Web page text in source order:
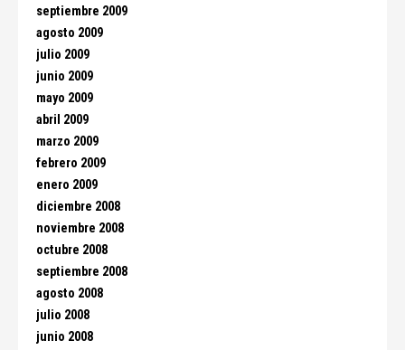
septiembre 2009
agosto 2009
julio 2009
junio 2009
mayo 2009
abril 2009
marzo 2009
febrero 2009
enero 2009
diciembre 2008
noviembre 2008
octubre 2008
septiembre 2008
agosto 2008
julio 2008
junio 2008